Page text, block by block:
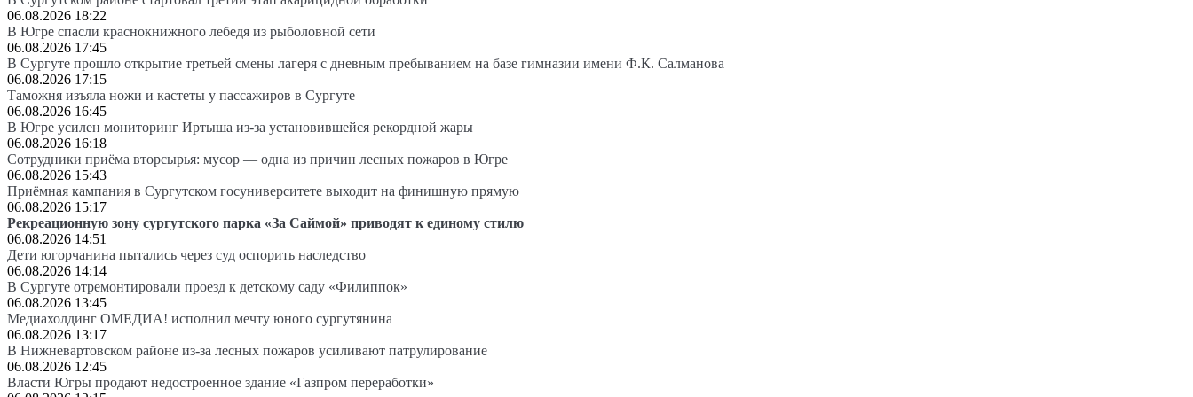
06.08.2026 18:22
В Югре спасли краснокнижного лебедя из рыболовной сети
06.08.2026 17:45
В Сургуте прошло открытие третьей смены лагеря с дневным пребыванием на базе гимназии имени Ф.К. Салманова
06.08.2026 17:15
Таможня изъяла ножи и кастеты у пассажиров в Сургуте
06.08.2026 16:45
В Югре усилен мониторинг Иртыша из-за установившейся рекордной жары
06.08.2026 16:18
Сотрудники приёма вторсырья: мусор — одна из причин лесных пожаров в Югре
06.08.2026 15:43
Приёмная кампания в Сургутском госуниверситете выходит на финишную прямую
06.08.2026 15:17
Рекреационную зону сургутского парка «За Саймой» приводят к единому стилю
06.08.2026 14:51
Дети югорчанина пытались через суд оспорить наследство
06.08.2026 14:14
В Сургуте отремонтировали проезд к детскому саду «Филиппок»
06.08.2026 13:45
Медиахолдинг ОМЕДИА! исполнил мечту юного сургутянина
06.08.2026 13:17
В Нижневартовском районе из-за лесных пожаров усиливают патрулирование
06.08.2026 12:45
Власти Югры продают недостроенное здание «Газпром переработки»